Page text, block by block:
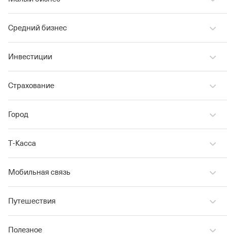
Средний бизнес
Инвестиции
Страхование
Город
Т‑Касса
Мобильная связь
Путешествия
Полезное